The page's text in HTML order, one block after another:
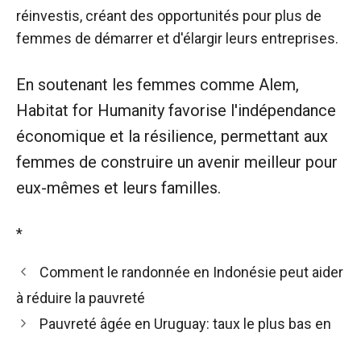
réinvestis, créant des opportunités pour plus de
femmes de démarrer et d'élargir leurs entreprises.
En soutenant les femmes comme Alem,
Habitat for Humanity favorise l'indépendance
économique et la résilience, permettant aux
femmes de construire un avenir meilleur pour
eux-mêmes et leurs familles.
*
Comment le randonnée en Indonésie peut aider
à réduire la pauvreté
Pauvreté âgée en Uruguay: taux le plus bas en